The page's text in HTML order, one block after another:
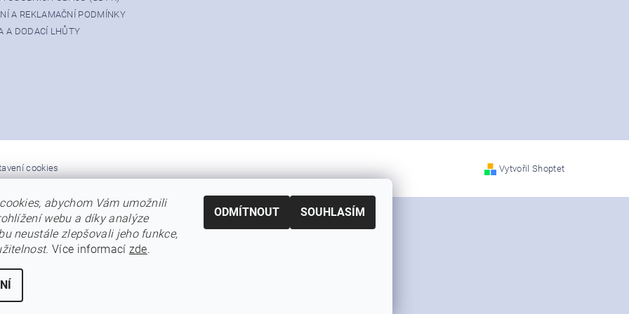
A REKLAMAČNÍ PODMÍNKY
A DODACÍ LHŮTY
cookies Vytvořil Shoptet
naše stránky byly co nejpřehlednější a poskytly Vám dostatek informací
jejich barvách a kvalitě.
omlouváme za případné chyby v názvech, nebo za chybně uvedené barvy
dodavatelé neustále obnovují modely a barvy a ne vždy jsme schopni tyto
do našeho eshopu.
abychom Vám umožnili
webu a díky analýze
neustále zlepšovali jeho funkce,
Více informací zde.
ODMÍTNOUT SOUHLASÍM